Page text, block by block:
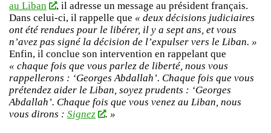
au Liban
, il adresse un message au président français.
Dans celui-ci, il rappelle que « deux décisions judiciaires
ont été rendues pour le libérer, il y a sept ans, et vous
n’avez pas signé la décision de l’expulser vers le Liban. »
Enfin, il conclue son intervention en rappelant que
« chaque fois que vous parlez de liberté, nous vous
rappellerons : ‘Georges Abdallah’. Chaque fois que vous
prétendez aider le Liban, soyez prudents : ‘Georges
Abdallah’. Chaque fois que vous venez au Liban, nous
vous dirons : Signez . »